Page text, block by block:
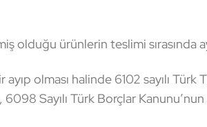
olduğu ürünlerin teslimi sırasında
olması halinde 6102 sayılı Türk
Sayılı Türk Borçlar